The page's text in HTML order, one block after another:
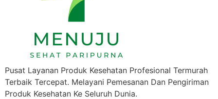
Pusat Layanan Produk Kesehatan Profesional Termurah
Terbaik Tercepat. Melayani Pemesanan Dan Pengiriman
Produk Kesehatan Ke Seluruh Dunia.